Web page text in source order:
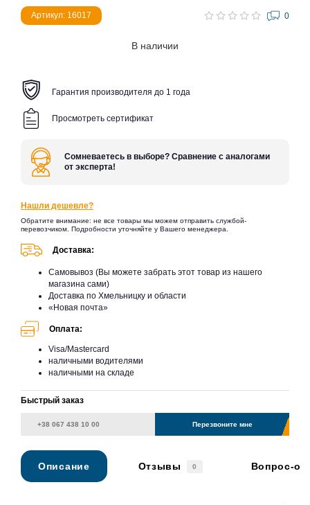
Артикул: 16017 0
В наличии
Гарантия производителя до 1 года
Просмотреть сертификат
Сомневаетесь в выборе? Сравнение с аналогами
от эксперта!
Нашли дешевле?
Обратите внимание: не все товары мы можем отправить службой-
перевозчиком. Подробности уточняйте у Вашего менеджера.
Доставка:
Самовывоз (Вы можете забрать этот товар из нашего
магазина сами)
Доставка по Хмельницку и области
«Новая почта»
Оплата:
Visa/Mastercard
наличными водителями
наличными на складе
Быстрый заказ
Перезвоните мне
Описание Отзывы 0 Вопрос-